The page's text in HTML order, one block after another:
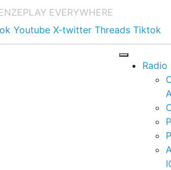
PLAY EVERYWHERE
Youtube X-twitter Threads Tiktok
Radio